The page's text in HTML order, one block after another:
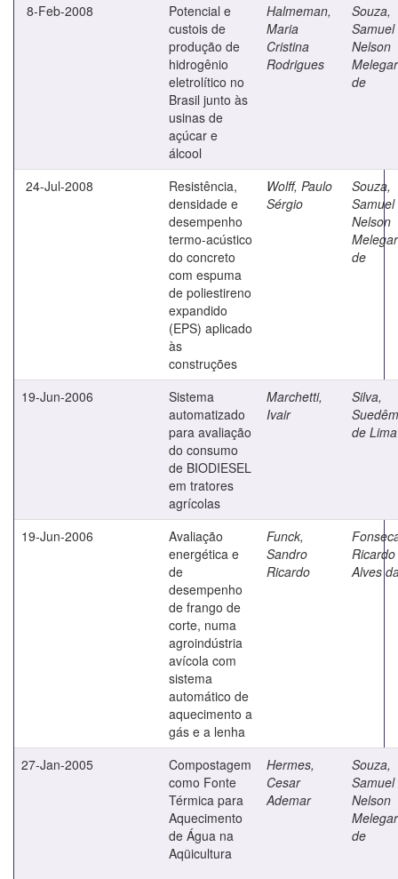
8-Feb-2008
Potencial e
custois de
produção de
hidrogênio
eletrolítico no
Brasil junto às
usinas de
açúcar e
álcool
Halmeman,
Maria
Cristina
Rodrigues
Souza,
Samuel
Nelson
de
24-Jul-2008
Resistência,
densidade e
desempenho
termo-acústico
do concreto
com espuma
de poliestireno
expandido
(EPS) aplicado
às
construções
Wolff, Paulo
Sérgio
Souza,
Samuel
Nelson
de
19-Jun-2006
Sistema
automatizado
para avaliação
do consumo
de BIODIESEL
em tratores
agrícolas
Marchetti,
Ivair
Silva,
de Lima
19-Jun-2006
Avaliação
energética e
de
desempenho
de frango de
corte, numa
agroindústria
avícola com
sistema
automático de
aquecimento a
gás e a lenha
Funck,
Sandro
Ricardo
Ricardo
Alves
27-Jan-2005
Compostagem
como Fonte
Térmica para
Aquecimento
de Água na
Aqüicultura
Hermes,
Cesar
Ademar
Souza,
Samuel
Nelson
de